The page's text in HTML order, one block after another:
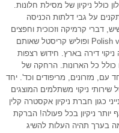
כולל ניקיון של מסילת חלונות.
על גבי דלתות הכניסה
דברי קרמיקה וזכוכית וחפצים
לסניטריה. נבצע פרוייקטים הבהקה, פלוס Polish vax ופוליש קריסטל שאותם
דירה בארץ. חידוש רצפות
כולל כל הארונות. הרחקה של
עם, מזרונים, מריפודים וכד'. יחד
ניקוי משתלמים המוצגים
כגון חברת ניקיון אקסטרה קלין
ניקיון בכל פעולה! הברקת
בערך תהיה העלות להשיג